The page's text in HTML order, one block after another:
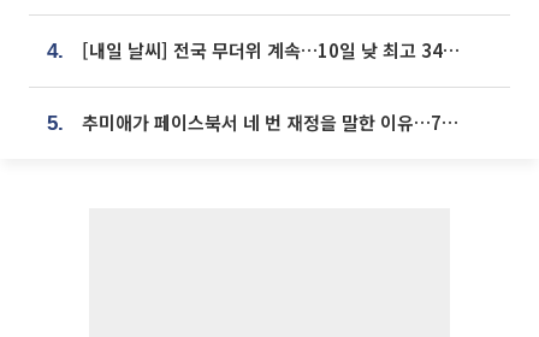
4. [내일 날씨] 전국 무더위 계속…10일 낮 최고 34도 육박
5. 추미애가 페이스북서 네 번 재정을 말한 이유…7700억 추경 열쇠는 도의회에